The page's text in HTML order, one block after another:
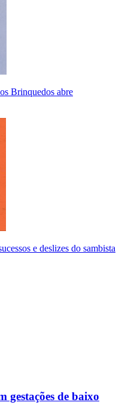
Brinquedos abre
e deslizes do sambista
gestações de baixo